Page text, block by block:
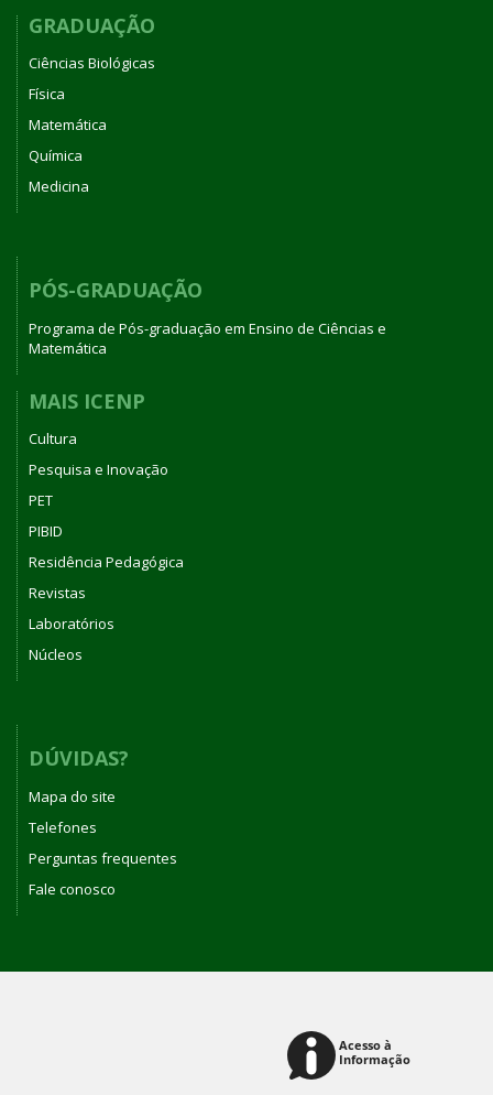
GRADUAÇÃO
Ciências Biológicas
Física
Matemática
Química
Medicina
PÓS-GRADUAÇÃO
Programa de Pós-graduação em Ensino de Ciências e
Matemática
MAIS ICENP
Cultura
Pesquisa e Inovação
PET
PIBID
Residência Pedagógica
Revistas
Laboratórios
Núcleos
DÚVIDAS?
Mapa do site
Telefones
Perguntas frequentes
Fale conosco